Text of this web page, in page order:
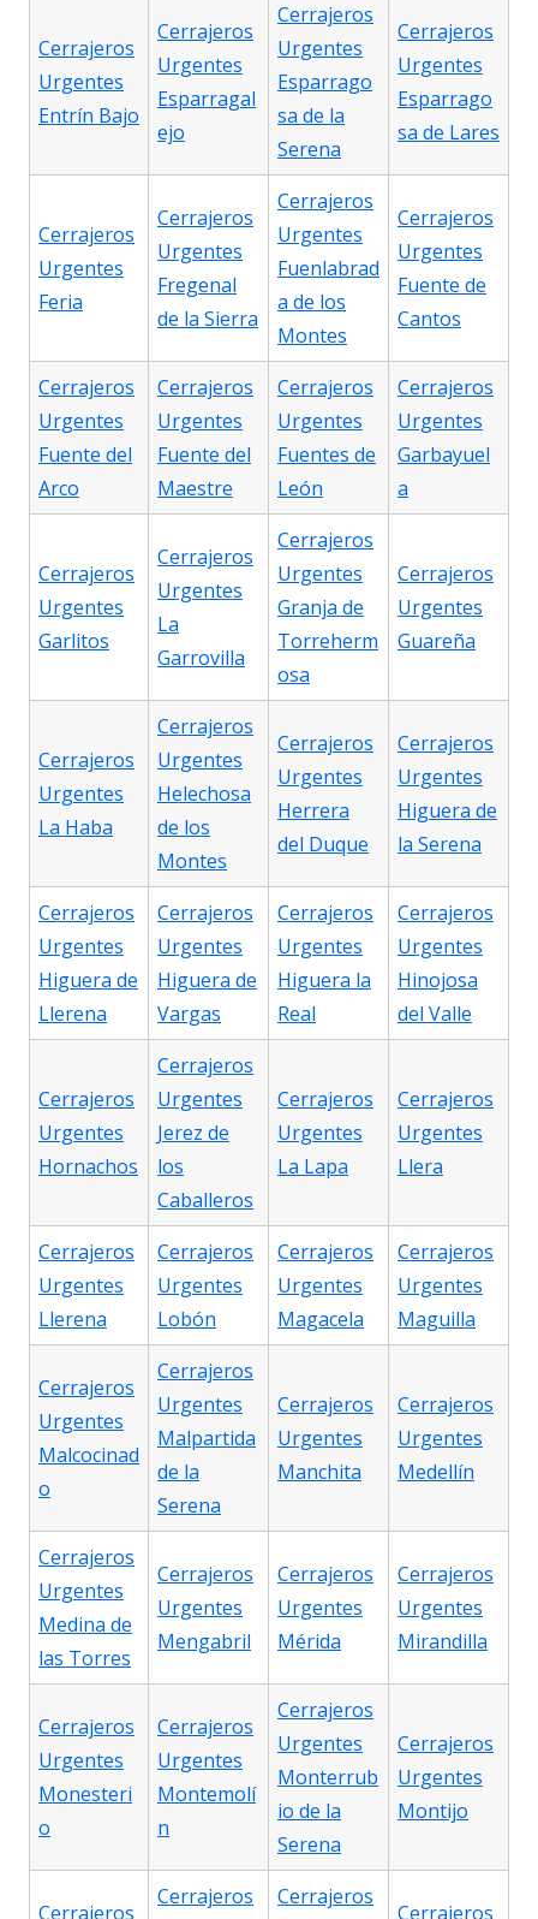
Cerrajeros
Urgentes
Entrín Bajo
Cerrajeros
Urgentes
Esparragal
ejo
Cerrajeros
Urgentes
Esparrago
sa de la
Serena
Cerrajeros
Urgentes
Esparrago
sa de Lares
Cerrajeros
Urgentes
Feria
Cerrajeros
Urgentes
Fregenal
de la Sierra
Cerrajeros
Urgentes
Fuenlabrad
a de los
Montes
Cerrajeros
Urgentes
Fuente de
Cantos
Cerrajeros
Urgentes
Fuente del
Arco
Cerrajeros
Urgentes
Fuente del
Maestre
Cerrajeros
Urgentes
Fuentes de
León
Cerrajeros
Urgentes
Garbayuel
a
Cerrajeros
Urgentes
Garlitos
Cerrajeros
Urgentes
La
Garrovilla
Cerrajeros
Urgentes
Granja de
Torreherm
osa
Cerrajeros
Urgentes
Guareña
Cerrajeros
Urgentes
La Haba
Cerrajeros
Urgentes
Helechosa
de los
Montes
Cerrajeros
Urgentes
Herrera
del Duque
Cerrajeros
Urgentes
Higuera de
la Serena
Cerrajeros
Urgentes
Higuera de
Llerena
Cerrajeros
Urgentes
Higuera de
Vargas
Cerrajeros
Urgentes
Higuera la
Real
Cerrajeros
Urgentes
Hinojosa
del Valle
Cerrajeros
Urgentes
Hornachos
Cerrajeros
Urgentes
Jerez de
los
Caballeros
Cerrajeros
Urgentes
La Lapa
Cerrajeros
Urgentes
Llera
Cerrajeros
Urgentes
Llerena
Cerrajeros
Urgentes
Lobón
Cerrajeros
Urgentes
Magacela
Cerrajeros
Urgentes
Maguilla
Cerrajeros
Urgentes
Malcocinad
o
Cerrajeros
Urgentes
Malpartida
de la
Serena
Cerrajeros
Urgentes
Manchita
Cerrajeros
Urgentes
Medellín
Cerrajeros
Urgentes
Medina de
las Torres
Cerrajeros
Urgentes
Mengabril
Cerrajeros
Urgentes
Mérida
Cerrajeros
Urgentes
Mirandilla
Cerrajeros
Urgentes
Monesteri
o
Cerrajeros
Urgentes
Montemolí
n
Cerrajeros
Urgentes
Monterrub
io de la
Serena
Cerrajeros
Urgentes
Montijo
Cerrajeros
Cerrajeros
Cerrajeros
Cerrajeros